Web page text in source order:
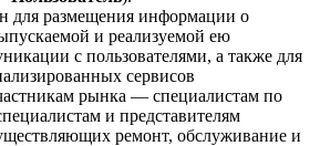
для размещения информации о
и реализуемой ею
с пользователями, а также для
сервисов
рынка — специалистам по
и представителям
ремонт, обслуживание и